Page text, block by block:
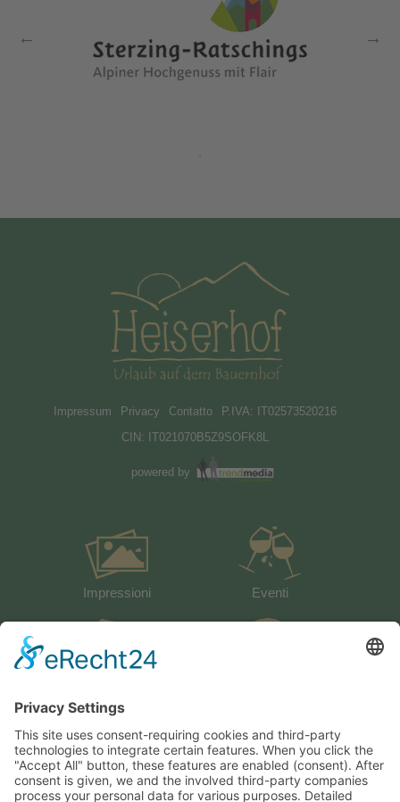
Impressum Privacy Contatto
P.IVA: IT02573520216
CIN: IT021070B5Z9SOFK8L
powered by
Impressioni Eventi
Il meteo Come arrivare